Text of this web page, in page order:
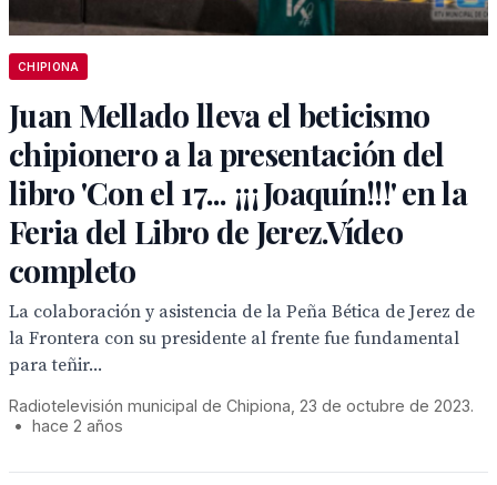
CHIPIONA
Juan Mellado lleva el beticismo
chipionero a la presentación del
libro 'Con el 17... ¡¡¡Joaquín!!!' en la
Feria del Libro de Jerez.Vídeo
completo
La colaboración y asistencia de la Peña Bética de Jerez de
la Frontera con su presidente al frente fue fundamental
para teñir...
Radiotelevisión municipal de Chipiona, 23 de octubre de 2023.
• hace 2 años